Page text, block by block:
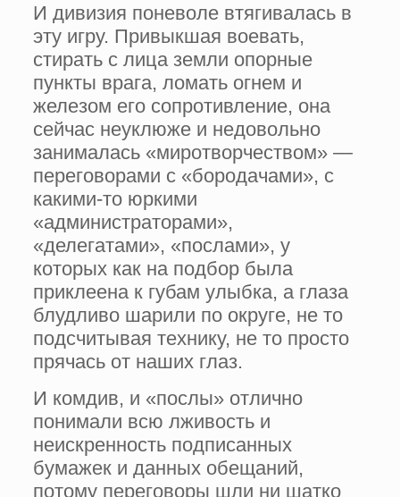
И дивизия поневоле втягивалась в
эту игру. Привыкшая воевать,
стирать с лица земли опорные
пункты врага, ломать огнем и
железом его сопротивление, она
сейчас неуклюже и недовольно
занималась «миротворчеством» —
переговорами с «бородачами», с
какими-то юркими
«администраторами»,
«делегатами», «послами», у
которых как на подбор была
приклеена к губам улыбка, а глаза
блудливо шарили по округе, не то
подсчитывая технику, не то просто
прячась от наших глаз.
И комдив, и «послы» отлично
понимали всю лживость и
неискренность подписанных
бумажек и данных обещаний,
потому переговоры шли ни шатко